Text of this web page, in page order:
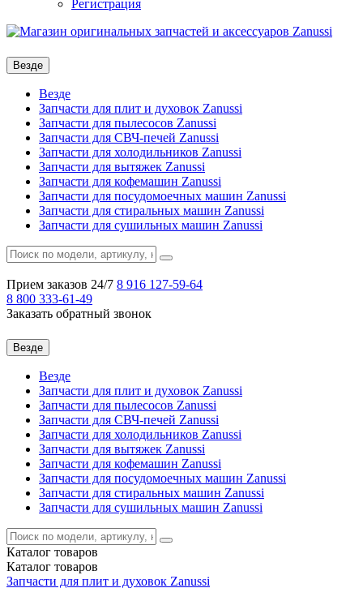
Регистрация
Везде
Везде
Запчасти для плит и духовок Zanussi
Запчасти для пылесосов Zanussi
Запчасти для СВЧ-печей Zanussi
Запчасти для холодильников Zanussi
Запчасти для вытяжек Zanussi
Запчасти для кофемашин Zanussi
Запчасти для посудомоечных машин Zanussi
Запчасти для стиральных машин Zanussi
Запчасти для сушильных машин Zanussi
Прием заказов 24/7 8 916 127-59-64
8 800 333-61-49
Заказать обратный звонок
Везде
Везде
Запчасти для плит и духовок Zanussi
Запчасти для пылесосов Zanussi
Запчасти для СВЧ-печей Zanussi
Запчасти для холодильников Zanussi
Запчасти для вытяжек Zanussi
Запчасти для кофемашин Zanussi
Запчасти для посудомоечных машин Zanussi
Запчасти для стиральных машин Zanussi
Запчасти для сушильных машин Zanussi
Каталог товаров
Каталог товаров
Запчасти для плит и духовок Zanussi